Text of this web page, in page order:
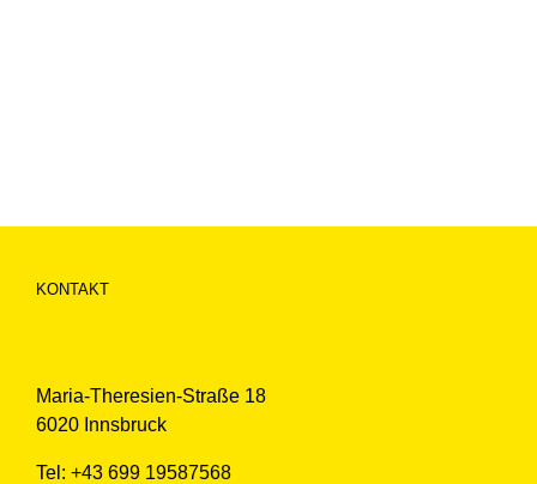
KONTAKT
Maria-Theresien-Straße 18
6020 Innsbruck
Tel: +43 699 19587568